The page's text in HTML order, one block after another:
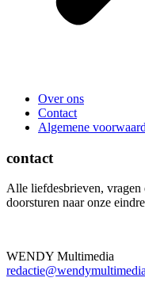
Over ons
Contact
Algemene
contact
Alle liefdesbrieven,
doorsturen naar onze
WENDY Multimedia